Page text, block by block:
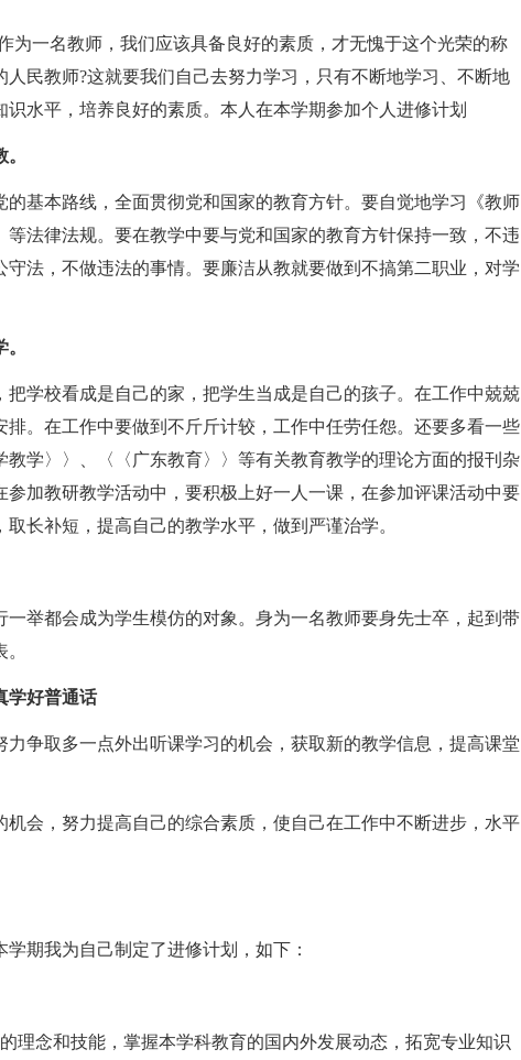
为一名教师，我们应该具备良好的素质，才无愧于这个光荣的称
民教师?这就要我们自己去努力学习，只有不断地学习、不断地
水平，培养良好的素质。本人在本学期参加个人进修计划
的基本路线，全面贯彻党和国家的教育方针。要自觉地学习《教师
法律法规。要在教学中要与党和国家的教育方针保持一致，不违
法，不做违法的事情。要廉洁从教就要做到不搞第二职业，对学
把学校看成是自己的家，把学生当成是自己的孩子。在工作中兢兢
。在工作中要做到不斤斤计较，工作中任劳任怨。还要多看一些
学〉〉、〈〈广东教育〉〉等有关教育教学的理论方面的报刊杂
加教研教学活动中，要积极上好一人一课，在参加评课活动中要
长补短，提高自己的教学水平，做到严谨治学。
一举都会成为学生模仿的对象。身为一名教师要身先士卒，起到带
学好普通话
争取多一点外出听课学习的机会，获取新的教学信息，提高课堂
机会，努力提高自己的综合素质，使自己在工作中不断进步，水平
期我为自己制定了进修计划，如下：
理念和技能，掌握本学科教育的国内外发展动态，拓宽专业知识